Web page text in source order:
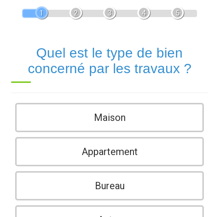
1 2 3 4 5
Quel est le type de bien
concerné par les travaux ?
Maison
Appartement
Bureau